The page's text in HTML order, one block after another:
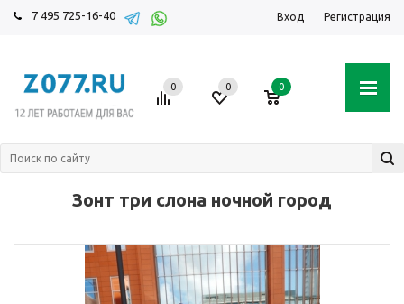
7 495 725-16-40 Вход Регистрация
0 0 0
Зонт три слона ночной город